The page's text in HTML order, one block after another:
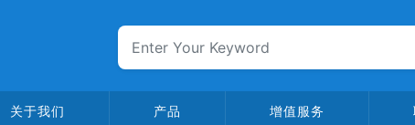
关于我们 产品 增值服务